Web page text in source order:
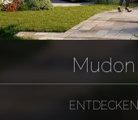
Mudon
ENTDECKEN